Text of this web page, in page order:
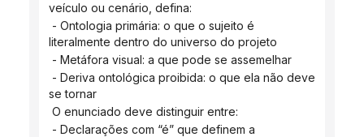
veículo ou cenário, defina:
literalmente dentro do universo do projeto
- Metáfora visual: a que pode se assemelhar
se tornar
O enunciado deve distinguir entre: